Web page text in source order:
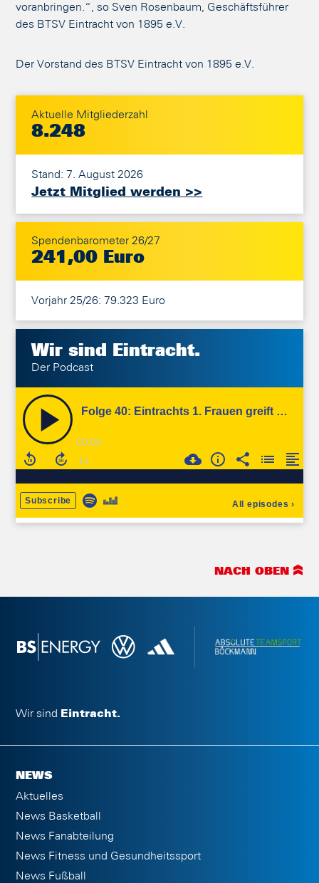
voranbringen.“, so Sven Rosenbaum, Geschäftsführer
des BTSV Eintracht von 1895 e.V.
Der Vorstand des BTSV Eintracht von 1895 e.V.
Aktuelle Mitgliederzahl
8.248
Stand: 7. August 2026
Jetzt Mitglied werden >>
Spendenbarometer 26/27
241,00 Euro
Vorjahr 25/26: 79.323 Euro
Wir sind Eintracht.
Der Podcast
NACH OBEN
Wir sind Eintracht.
NEWS
Aktuelles
News Basketball
News Fanabteilung
News Fitness und Gesundheitssport
News Fußball